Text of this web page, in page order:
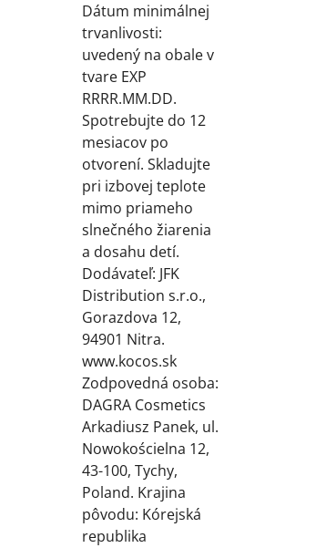
Dátum minimálnej
trvanlivosti:
uvedený na obale v
tvare EXP
RRRR.MM.DD.
Spotrebujte do 12
mesiacov po
otvorení. Skladujte
pri izbovej teplote
mimo priameho
slnečného žiarenia
a dosahu detí.
Dodávateľ: JFK
Distribution s.r.o.,
Gorazdova 12,
94901 Nitra.
www.kocos.sk
Zodpovedná osoba:
DAGRA Cosmetics
Arkadiusz Panek, ul.
Nowokościelna 12,
43-100, Tychy,
Poland. Krajina
pôvodu: Kórejská
republika